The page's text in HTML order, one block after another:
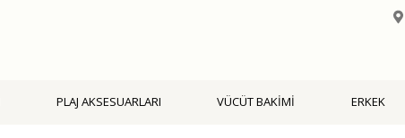
PLAJ AKSESUARLARI VÜCÜT BAKİMİ ERKEK